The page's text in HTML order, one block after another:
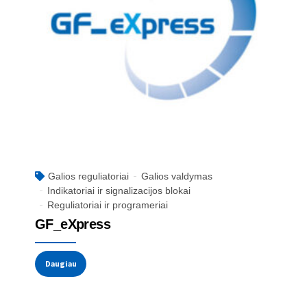
Galios reguliatoriai
Galios valdymas
Indikatoriai ir signalizacijos blokai
Reguliatoriai ir programeriai
GF_eXpress
Daugiau